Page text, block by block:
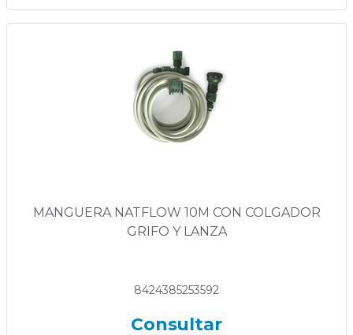
MANGUERA NATFLOW 10M CON COLGADOR
GRIFO Y LANZA
8424385253592
Consultar